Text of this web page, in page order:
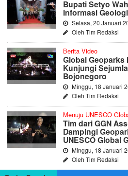
Bupati Setyo
Informasi
Selasa, 20 Januari
Oleh Tim Redaksi
Berita Video
Global
Kunjungi
Bojonegoro
Minggu, 18 Januari
Oleh Tim Redaksi
Menuju UNESCO
Tim dari GGN
Dampingi
UNESCO Global
Minggu, 18 Januari
Oleh Tim Redaksi